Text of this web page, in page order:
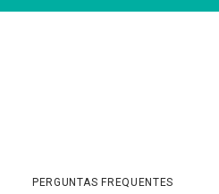
PERGUNTAS FREQUENTES